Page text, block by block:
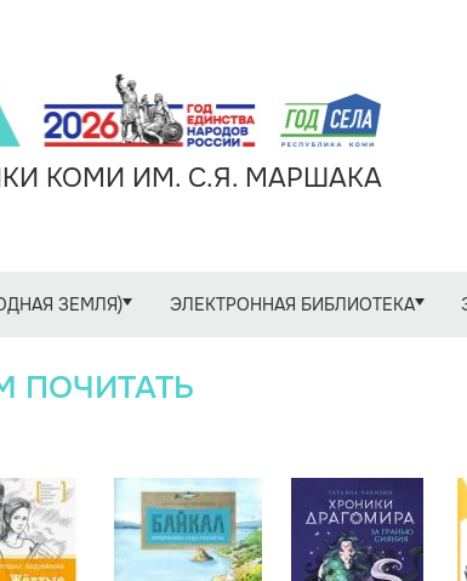
КОМИ ИМ. С.Я. МАРШАКА
ЗЕМЛЯ) ЭЛЕКТРОННАЯ БИБЛИОТЕКА
ПОЧИТАТЬ